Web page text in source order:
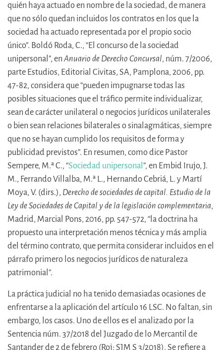
quién haya actuado en nombre de la sociedad, de manera
que no sólo quedan incluidos los contratos en los que la
sociedad ha actuado representada por el propio socio
único”. Boldó Roda, C., “El concurso de la sociedad
unipersonal”, enAnuario de Derecho Concursal, núm. 7/2006,
parte Estudios, Editorial Civitas, SA, Pamplona, 2006, pp.
47-82, considera que “pueden impugnarse todas las
posibles situaciones que el tráfico permite individualizar,
sean de carácter unilateral o negocios jurídicos unilaterales
o bien sean relaciones bilaterales o sinalagmáticas, siempre
que no se hayan cumplido los requisitos de forma y
publicidad previstos”. En resumen, como dice Pastor
Sempere, M.ª C., “Sociedad unipersonal ”, en Embid Irujo, J.
M., Ferrando Villalba, M.ª L., Hernando Cebriá, L. y Martí
Moya, V. (dirs.), Derecho de sociedades de capital. Estudio de la
Ley de Sociedades de Capital y de la legislación complementaria,
Madrid, Marcial Pons, 2016, pp. 547-572, “la doctrina ha
propuesto una interpretación menos técnica y más amplia
del término contrato, que permita considerar incluidos en el
párrafo primero los negocios jurídicos de naturaleza
patrimonial”.
La práctica judicial no ha tenido demasiadas ocasiones de
enfrentarse a la aplicación del artículo 16 LSC. No faltan, sin
embargo, los casos. Uno de ellos es el analizado por la
Sentencia núm. 37/2018 del Juzgado de lo Mercantil de
Santander de 2 de febrero (Roj: SJM S 3/2018). Se refiere a